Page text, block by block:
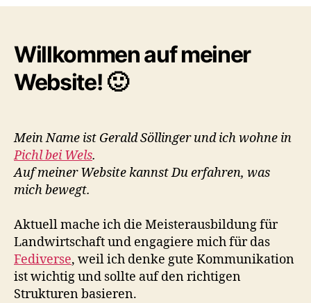
Willkommen auf meiner
Website! 🙂
Mein Name ist Gerald Söllinger und ich wohne in
Pichl bei Wels.
Auf meiner Website kannst Du erfahren, was
mich bewegt.
Aktuell mache ich die Meisterausbildung für
Landwirtschaft und engagiere mich für das
Fediverse, weil ich denke gute Kommunikation
ist wichtig und sollte auf den richtigen
Strukturen basieren.